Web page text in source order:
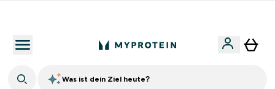
Was ist dein Ziel heute?